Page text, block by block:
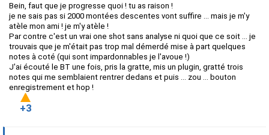
Bein, faut que je progresse quoi ! tu as raison !
je ne sais pas si 2000 montées descentes vont suffire ... mais je m'y
atèle mon ami ! je m'y atèle !
Par contre c'est un vrai one shot sans analyse ni quoi que ce soit ... je
trouvais que je m'était pas trop mal démerdé mise à part quelques
notes à coté (qui sont impardonnables je l'avoue !)
J'ai écouté le BT une fois, pris la gratte, mis un plugin, gratté trois
notes qui me semblaient rentrer dedans et puis ... zou ... bouton
enregistrement et hop !
+3